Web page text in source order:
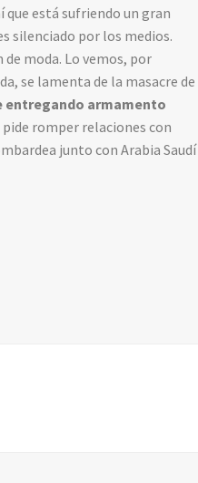
está sufriendo un gran
silenciado por los medios.
moda. Lo vemos, por
se lamenta de la masacre de
entregando armamento
pide romper relaciones con
junto con Arabia Saudí